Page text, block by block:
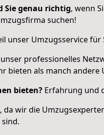
Sie genau richtig, wenn
suchen!
unser Umzugsservice für
professionelles
bieten als manch andere
bieten? Erfahrung und
, da wir die